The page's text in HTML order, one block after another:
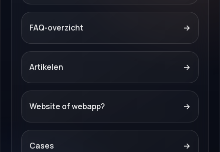
FAQ-overzicht →
Artikelen →
Website of webapp? →
Cases →